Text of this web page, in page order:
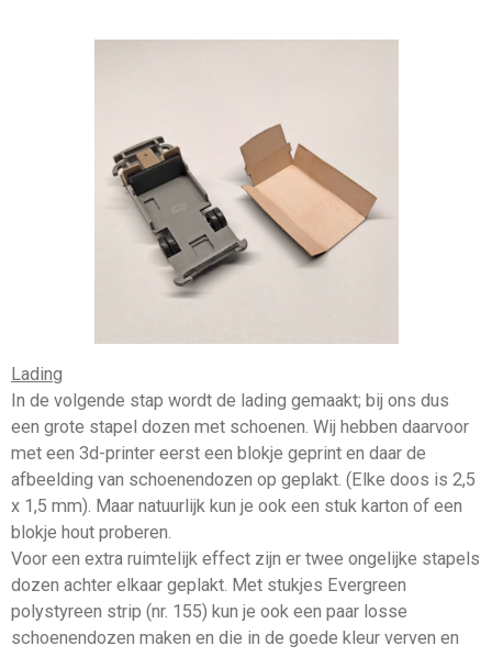
Lading
In de volgende stap wordt de lading gemaakt; bij ons dus
een grote stapel dozen met schoenen. Wij hebben daarvoor
met een 3d-printer eerst een blokje geprint en daar de
afbeelding van schoenendozen op geplakt. (Elke doos is 2,5
x 1,5 mm). Maar natuurlijk kun je ook een stuk karton of een
blokje hout proberen.
Voor een extra ruimtelijk effect zijn er twee ongelijke stapels
dozen achter elkaar geplakt. Met stukjes Evergreen
polystyreen strip (nr. 155) kun je ook een paar losse
schoenendozen maken en die in de goede kleur verven en